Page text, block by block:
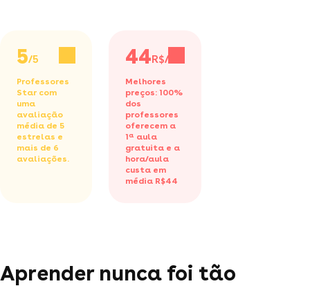
5/5
Professores
Star com
uma
avaliação
média de 5
estrelas e
mais de 6
avaliações.
44R$/h
Melhores
preços: 100%
dos
professores
oferecem a
1ª aula
gratuita e a
hora/aula
custa em
média R$44
Aprender nunca foi tão